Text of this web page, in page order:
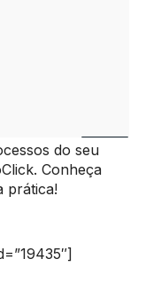
do seu
Conheça
prática!